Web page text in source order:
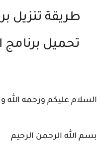
تحميل برنامج
السلام عليكم ورحمه الله
بسم الله الرحمن الرحيم